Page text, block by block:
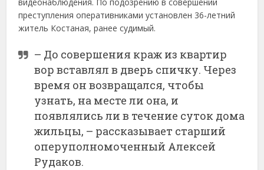
видеонаблюдения. По подозрению в совершении
преступления оперативниками установлен 36-летний
житель Костаная, ранее судимый.
– До совершения краж из квартир
вор вставлял в дверь спичку. Через
время он возвращался, чтобы
узнать, на месте ли она, и
появлялись ли в течение суток дома
жильцы, – рассказывает старший
оперуполномоченный Алексей
Рудаков.